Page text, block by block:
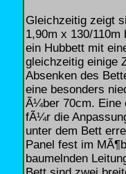
Gleichzeitig zeigt
1,90m x 130/
ein Hubbett mit
gleichzeitig einige
Absenken des
eine besonders
Ã¼ber 70cm. Eine
fÃ¼r die
unter dem Bett
Panel fest im
baumelnden